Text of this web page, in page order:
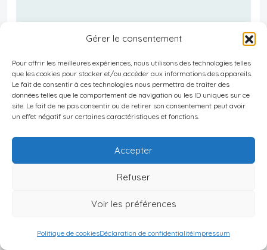
Gérer le consentement
Pour offrir les meilleures expériences, nous utilisons des technologies telles
que les cookies pour stocker et/ou accéder aux informations des appareils.
Le fait de consentir à ces technologies nous permettra de traiter des
données telles que le comportement de navigation ou les ID uniques sur ce
site. Le fait de ne pas consentir ou de retirer son consentement peut avoir
un effet négatif sur certaines caractéristiques et fonctions.
Accepter
Refuser
Voir les préférences
Politique de cookiesDéclaration de confidentialitéImpressum
4 mars 2025
Apprendre L’Espagnol :
Méthodes Et Ressources Pour
Expatriés
4 mars 2025
Réseau Pro En Espagne :